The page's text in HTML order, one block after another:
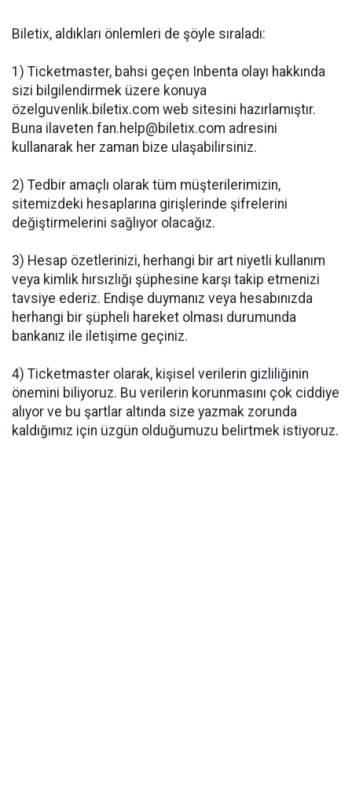
Biletix, aldıkları önlemleri de şöyle sıraladı:
1) Ticketmaster, bahsi geçen Inbenta olayı hakkında
sizi bilgilendirmek üzere konuya
özelguvenlik.biletix.com web sitesini hazırlamıştır.
Buna ilaveten fan.help@biletix.com adresini
kullanarak her zaman bize ulaşabilirsiniz.
2) Tedbir amaçlı olarak tüm müşterilerimizin,
sitemizdeki hesaplarına girişlerinde şifrelerini
değiştirmelerini sağlıyor olacağız.
3) Hesap özetlerinizi, herhangi bir art niyetli kullanım
veya kimlik hırsızlığı şüphesine karşı takip etmenizi
tavsiye ederiz. Endişe duymanız veya hesabınızda
herhangi bir şüpheli hareket olması durumunda
bankanız ile iletişime geçiniz.
4) Ticketmaster olarak, kişisel verilerin gizliliğinin
önemini biliyoruz. Bu verilerin korunmasını çok ciddiye
alıyor ve bu şartlar altında size yazmak zorunda
kaldığımız için üzgün olduğumuzu belirtmek istiyoruz.